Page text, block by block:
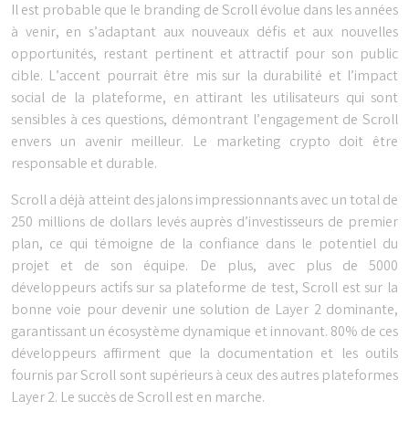
Il est probable que le branding de Scroll évolue dans les années
à venir, en s’adaptant aux nouveaux défis et aux nouvelles
opportunités, restant pertinent et attractif pour son public
cible. L’accent pourrait être mis sur la durabilité et l’impact
social de la plateforme, en attirant les utilisateurs qui sont
sensibles à ces questions, démontrant l’engagement de Scroll
envers un avenir meilleur. Le marketing crypto doit être
responsable et durable.
Scroll a déjà atteint des jalons impressionnants avec un total de
250 millions de dollars levés auprès d’investisseurs de premier
plan, ce qui témoigne de la confiance dans le potentiel du
projet et de son équipe. De plus, avec plus de 5000
développeurs actifs sur sa plateforme de test, Scroll est sur la
bonne voie pour devenir une solution de Layer 2 dominante,
garantissant un écosystème dynamique et innovant. 80% de ces
développeurs affirment que la documentation et les outils
fournis par Scroll sont supérieurs à ceux des autres plateformes
Layer 2. Le succès de Scroll est en marche.